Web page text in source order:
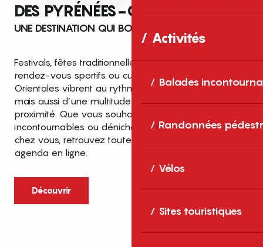
Activités
Balades
Randonnées
Vélos
Sites touristiques
DES PYRÉNÉES-ORIENTALES
UNE DESTINATION QUI BOUGE TOUTE L’ANNÉE
Festivals, fêtes traditionnelles, concerts, expositions,
rendez-vous sportifs ou culturels… les Pyrénées-
Orientales vibrent au rythme de grands temps forts
mais aussi d’une multitude d’événements de
proximité. Que vous souhaitiez vivre les
incontournables ou dénicher des sorties près de
chez vous, retrouvez toutes les infos dans notre
agenda en ligne.
Découvrir
Top des événements et sorties
en famille
cet été dans les Pyrénées-Orientales
Entre mer Méditerranée, villages de
caractère et grands espaces naturels, les
Pyrénées-Orientales sont une destination
idéale pour partager des moments en
famille tout au long...